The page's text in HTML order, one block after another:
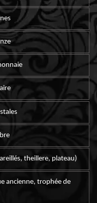
theillere, plateau)
ancienne, trophée de